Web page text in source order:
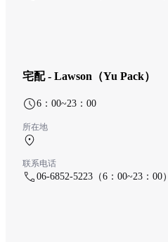
宅配 - Lawson（Yu Pack）
6：00~23：00
所在地
联系电话
06-6852-5223（6：00~23：00）